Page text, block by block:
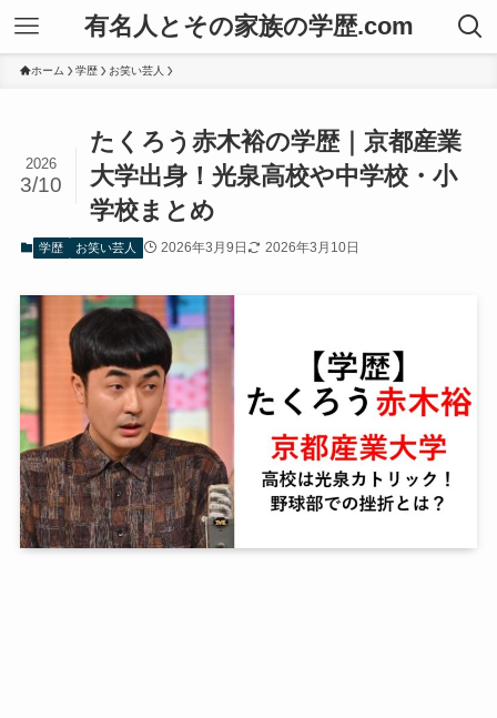
有名人とその家族の学歴.com
ホーム 学歴 お笑い芸人
たくろう赤木裕の学歴｜京都産業
大学出身！光泉高校や中学校・小
学校まとめ
2026
3/10
学歴 お笑い芸人 2026年3月9日 2026年3月10日